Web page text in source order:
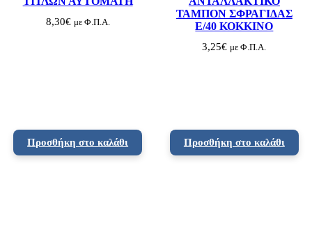
8,30€ με Φ.Π.Α.
Προσθήκη στο καλάθι
ΤΑΜΠΟΝ ΣΦΡΑΓΙΔΑΣ
E/40 ΚΟΚΚΙΝΟ
3,25€ με Φ.Π.Α.
Προσθήκη στο καλάθι